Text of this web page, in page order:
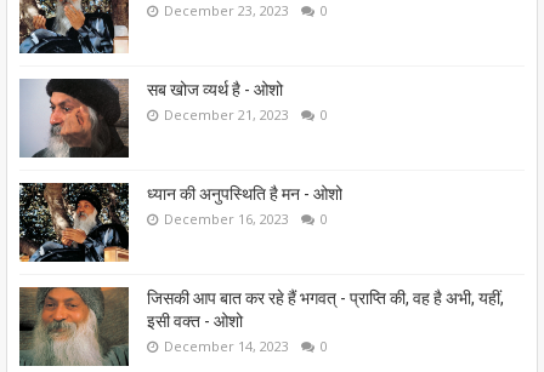
December 23, 2023 0
सब खोज व्यर्थ है - ओशो
December 21, 2023 0
ध्यान की अनुपस्थिति है मन - ओशो
December 16, 2023 0
जिसकी आप बात कर रहे हैं भगवत् - प्राप्ति की, वह है अभी, यहीं,
इसी वक्त - ओशो
December 14, 2023 0